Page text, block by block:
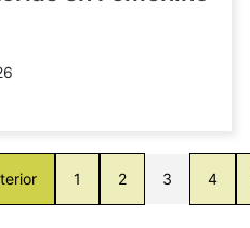
1 2 3 4